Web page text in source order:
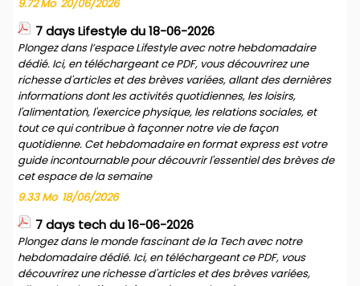
9.72 Mo 20/06/2026
7 days Lifestyle du 18-06-2026
Plongez dans l’espace Lifestyle avec notre hebdomadaire
dédié. Ici, en téléchargeant ce PDF, vous découvrirez une
richesse d'articles et des brèves variées, allant des dernières
informations dont les activités quotidiennes, les loisirs,
l'alimentation, l'exercice physique, les relations sociales, et
tout ce qui contribue à façonner notre vie de façon
quotidienne. Cet hebdomadaire en format express est votre
guide incontournable pour découvrir l'essentiel des brèves de
cet espace de la semaine
9.33 Mo 18/06/2026
7 days tech du 16-06-2026
Plongez dans le monde fascinant de la Tech avec notre
hebdomadaire dédié. Ici, en téléchargeant ce PDF, vous
découvrirez une richesse d'articles et des brèves variées,